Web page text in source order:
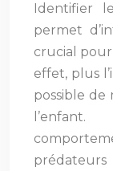
Identifier
permet
crucial
effet, plus
possible de